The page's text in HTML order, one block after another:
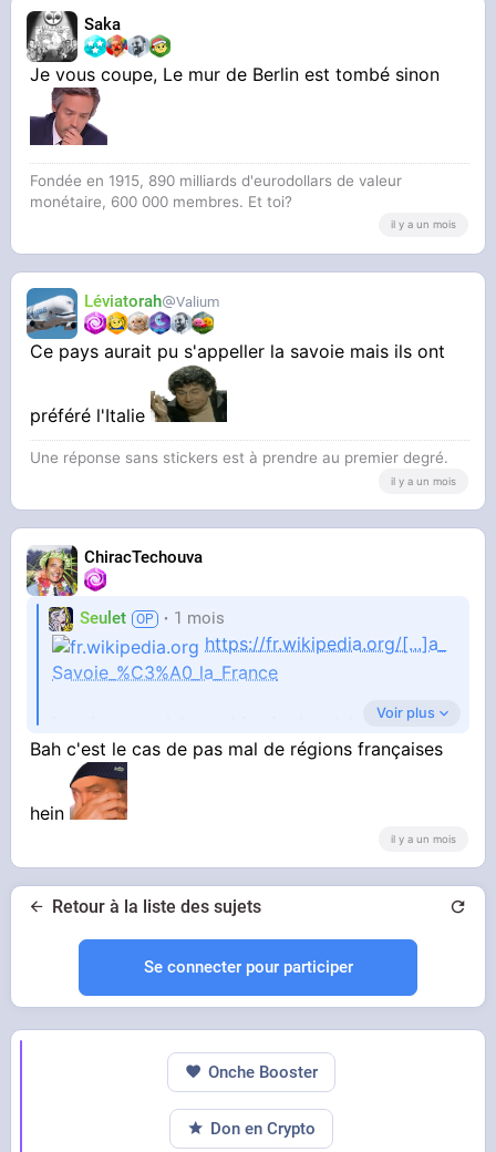
Saka
Je vous coupe, Le mur de Berlin est tombé sinon
Fondée en 1915, 890 milliards d'eurodollars de valeur
monétaire, 600 000 membres. Et toi?
il y a un mois
Léviatorah Valium
Ce pays aurait pu s'appeller la savoie mais ils ont
préféré l'Italie
Une réponse sans stickers est à prendre au premier degré.
il y a un mois
ChiracTechouva
Seulet 1 mois
https://fr.wikipedia.org/[...]a_
Savoie_%C3%A0_la_France
je suis une quiche en histoire bordelent
Voir plus
Bah c'est le cas de pas mal de régions françaises
hein
il y a un mois
Retour à la liste des sujets
Se connecter pour participer
Onche Booster
Don en Crypto